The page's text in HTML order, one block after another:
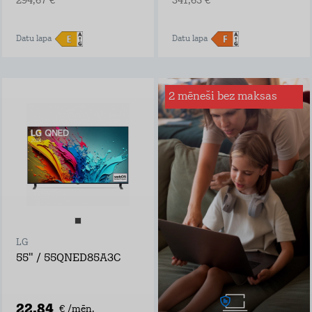
Datu lapa Datu lapa
LG
55" / 55QNED85A3C
22,84 € /mēn.
2 mēneši bez maksas
Interneta drošība
mājai
Sērfo internetā droši
– mēs būsim tava
digitālā glābšanas
veste!
Ar Interneta Drošību
būsi pasargāts no:
inficētām vietnēm
viltus veikaliem,
bankām un
personām, kuras
vēlas iegūt tavus
bankas datus
programmām, kas
mēģina iekļaut